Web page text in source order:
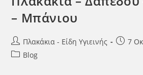
– Μπάνιου
Πλακάκια - Είδη Υγιεινής
7
Blog